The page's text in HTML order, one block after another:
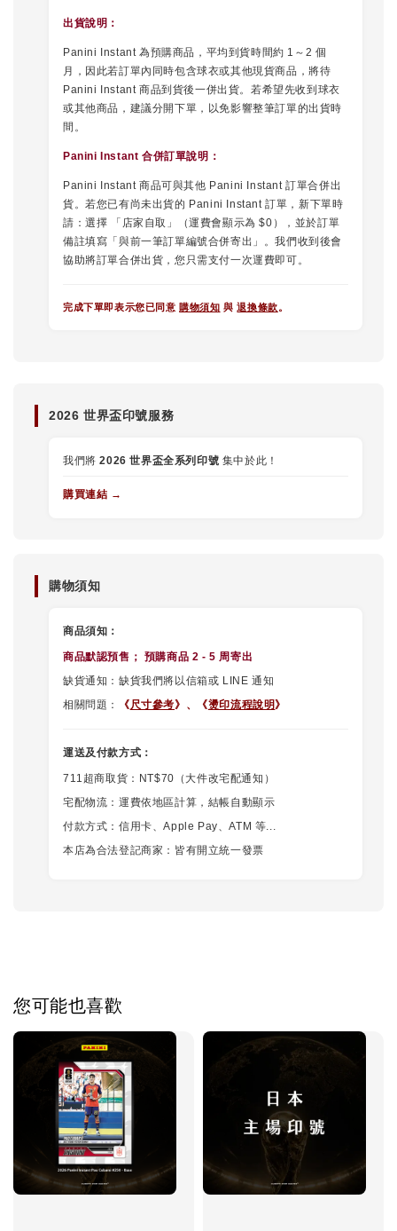
出貨說明：
Panini Instant 為預購商品，平均到貨時間約 1～2 個
月，因此若訂單內同時包含球衣或其他現貨商品，將待
Panini Instant 商品到貨後一併出貨。若希望先收到球衣
或其他商品，建議分開下單，以免影響整筆訂單的出貨時
間。
Panini Instant 合併訂單說明 ：
Panini Instant 商品可與其他 Panini Instant 訂單合併出
貨。若您已有尚未出貨的 Panini Instant 訂單，新下單時
請：選擇 「店家自取」（運費會顯示為 $0），並於訂單
備註填寫「與前一筆訂單編號合併寄出」。我們收到後會
協助將訂單合併出貨，您只需支付一次運費即可。
完成下單即表示您已同意 購物須知 與退換條款。
2026 世界盃印號服務
我們將2026 世界盃全系列印號 集中於此！
購買連結 →
購物須知
商品須知：
商品默認預售 ； 預購商品 2 - 5 周寄出
缺貨通知：缺貨我們將以信箱或 LINE 通知
相關問題：
《尺寸參考》、《燙印流程說明 》
運送及付款方式：
711超商取貨：NT$70（大件改宅配通知）
宅配物流：運費依地區計算，結帳自動顯示
付款方式：信用卡、Apple Pay、ATM 等...
本店為合法登記商家：皆有開立統一發票
您可能也喜歡